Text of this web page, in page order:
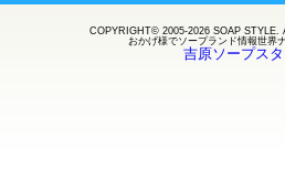
COPYRIGHT© 2005-2026 SOAP STYLE.
おかげ様でソープランド情報世界
吉原ソープス